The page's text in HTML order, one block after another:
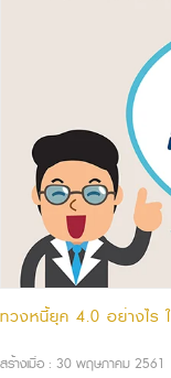
ทวงหนี้ยุค 4.0 อย่างไร
สร้างเมื่อ : 30 พฤษภาคม 2561